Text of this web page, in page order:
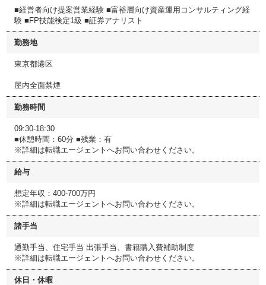
■経営者向け提案営業経験 ■富裕層向け資産運用コンサルティング経
験 ■FP技能検定1級 ■証券アナリスト
勤務地
東京都港区
屋内全面禁煙
勤務時間
09:30-18:30
■休憩時間：60分 ■残業：有
※詳細は転職エージェントへお問い合わせください。
給与
想定年収：400-700万円
※詳細は転職エージェントへお問い合わせください。
諸手当
通勤手当、住宅手当 出張手当、書籍購入費補助制度
※詳細は転職エージェントへお問い合わせください。
休日・休暇